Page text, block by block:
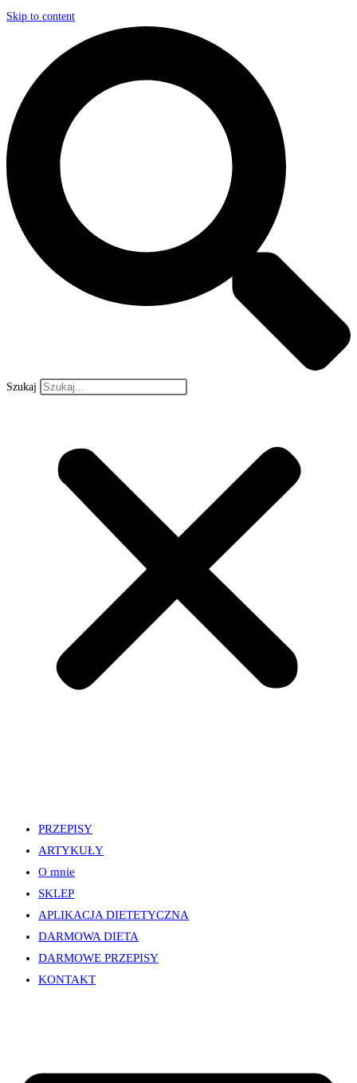
Skip to content
Szukaj
PRZEPISY
ARTYKUŁY
O mnie
SKLEP
APLIKACJA DIETETYCZNA
DARMOWA DIETA
DARMOWE PRZEPISY
KONTAKT